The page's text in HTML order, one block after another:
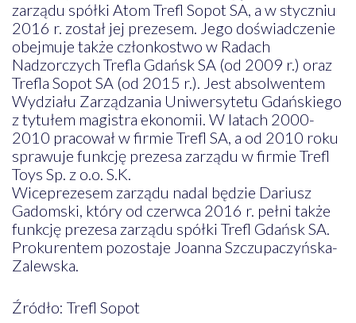
zarządu spółki Atom Trefl Sopot SA, a w styczniu
2016 r. został jej prezesem. Jego doświadczenie
obejmuje także członkostwo w Radach
Nadzorczych Trefla Gdańsk SA (od 2009 r.) oraz
Trefla Sopot SA (od 2015 r.). Jest absolwentem
Wydziału Zarządzania Uniwersytetu Gdańskiego
z tytułem magistra ekonomii. W latach 2000-
2010 pracował w firmie Trefl SA, a od 2010 roku
sprawuje funkcję prezesa zarządu w firmie Trefl
Toys Sp. z o.o. S.K.
Wiceprezesem zarządu nadal będzie Dariusz
Gadomski, który od czerwca 2016 r. pełni także
funkcję prezesa zarządu spółki Trefl Gdańsk SA.
Prokurentem pozostaje Joanna Szczupaczyńska-
Zalewska.
Źródło: Trefl Sopot